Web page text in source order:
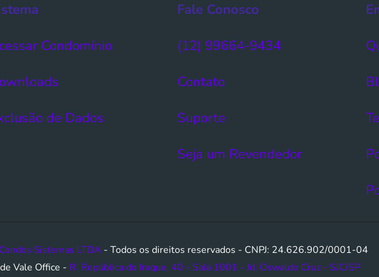
Condomínio​
de Dados​
Fale Conosco
(12) 99664-9434
Contato
Suporte
Seja um Revendedor
Sistemas LTDA - Todos os direitos reservados - CNPJ: 24.626.902/0001-04
Vale Office - R. República do Iraque, 40 - Sala 1001 - Jd. Oswaldo Cruz - SJC/SP